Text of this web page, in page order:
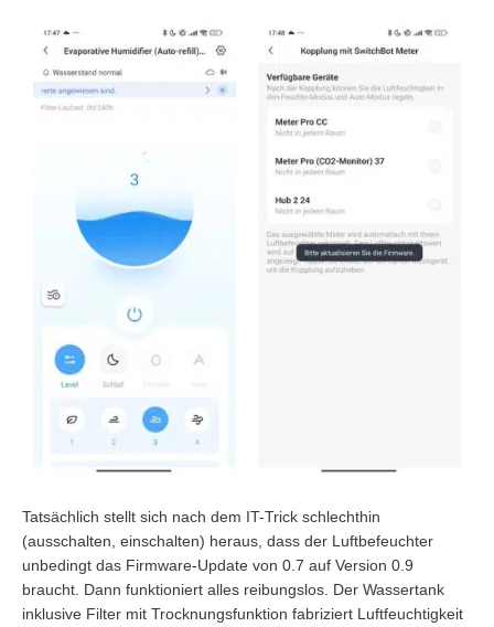
Tatsächlich stellt sich nach dem IT-Trick schlechthin
(ausschalten, einschalten) heraus, dass der Luftbefeuchter
unbedingt das Firmware-Update von 0.7 auf Version 0.9
braucht. Dann funktioniert alles reibungslos. Der Wassertank
inklusive Filter mit Trocknungsfunktion fabriziert Luftfeuchtigkeit